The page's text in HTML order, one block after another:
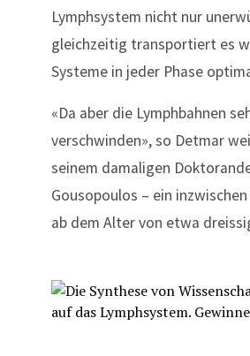
Lymphsystem nicht nur
gleichzeitig transportiert es
Systeme in jeder Phase
«Da aber die Lymphbahnen
verschwinden», so Detmar
seinem damaligen
Gousopoulos – ein
ab dem Alter von etwa